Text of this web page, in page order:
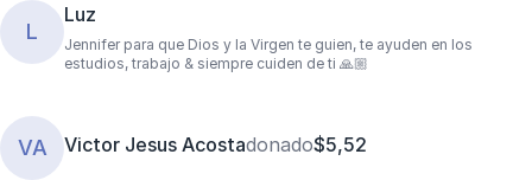
L
Luz
Jennifer para que Dios y la Virgen te guien, te ayuden en los
estudios, trabajo & siempre cuiden de ti 🙏🏼
VA Victor Jesus Acostadonado$5,52